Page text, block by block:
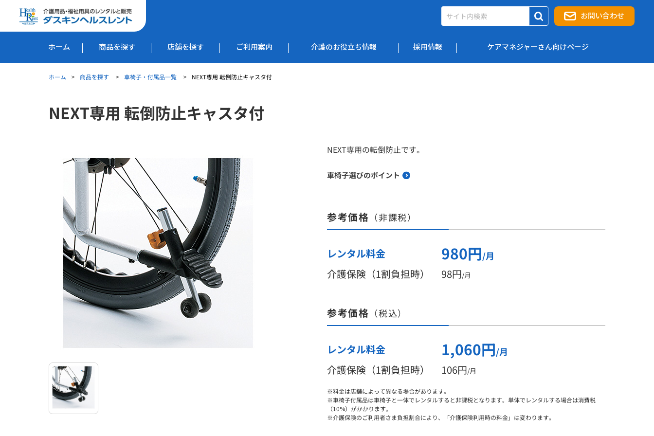
お問い合わせ
ホーム 商品を探す 店舗を探す ご利用案内 介護のお役立ち情報 採用情報 ケアマネジャーさん向けページ
ホーム 商品を探す 車椅子・付属品一覧 NEXT専用 転倒防止キャスタ付
NEXT専用 転倒防止キャスタ付
NEXT専用の転倒防止です。
車椅子選びのポイント
参考価格 （非課税）
レンタル料金 980円/月
介護保険（1割負担時） 98円/月
参考価格 （税込）
レンタル料金 1,060円/月
介護保険（1割負担時） 106円/月
※料金は店舗によって異なる場合があります。
※車椅子付属品は車椅子と一体でレンタルすると非課税となります。単体でレンタルする場合は消費税
（10%）がかかります。
※介護保険のご利用者さま負担割合により、「介護保険利用時の料金」は変わります。